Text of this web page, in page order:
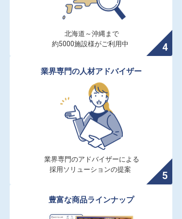
北海道～沖縄まで
約5000施設様がご利用中
業界専門の人材アドバイザー
業界専門のアドバイザーによる
採用ソリューションの提案
豊富な商品ラインナップ